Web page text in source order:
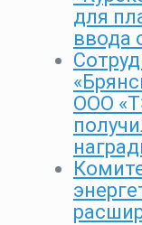
для
ввода
ООО